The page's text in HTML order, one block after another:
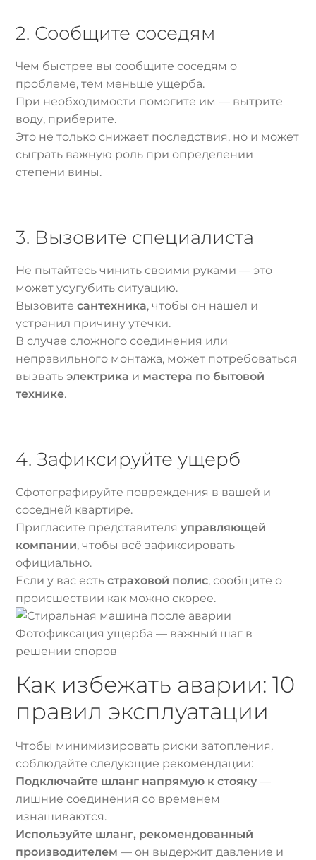
2. Сообщите соседям
Чем быстрее вы сообщите соседям о
проблеме, тем меньше ущерба.
При необходимости помогите им — вытрите
воду, приберите.
Это не только снижает последствия, но и может
сыграть важную роль при определении
степени вины.
3. Вызовите специалиста
Не пытайтесь чинить своими руками — это
может усугубить ситуацию.
Вызовитесантехника, чтобы он нашел и
устранил причину утечки.
В случае сложного соединения или
неправильного монтажа, может потребоваться
вызватьэлектрика и мастера по бытовой
технике.
4. Зафиксируйте ущерб
Сфотографируйте повреждения в вашей и
соседней квартире.
Пригласите представителяуправляющей
компании, чтобы всё зафиксировать
официально.
Если у вас естьстраховой полис, сообщите о
происшествии как можно скорее.
Фотофиксация ущерба — важный шаг в
решении споров
Как избежать аварии: 10
правил эксплуатации
Чтобы минимизировать риски затопления,
соблюдайте следующие рекомендации:
Подключайте шланг напрямую к стояку —
лишние соединения со временем
изнашиваются.
Используйте шланг, рекомендованный
производителем — он выдержит давление и